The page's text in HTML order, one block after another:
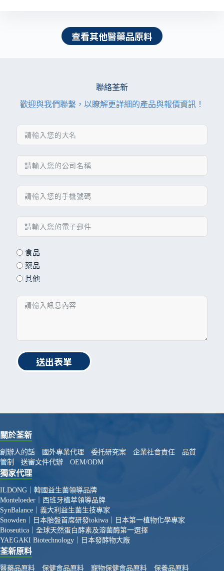
查看其他醫藥品原料
聯絡荃新
歡迎與我們聯繫，以瞭解更詳細的產品與報價資訊！
食品
藥品
其他
送出表單
關於荃新
創辦人的話 國外專業代理 委托研究案 企業社會責任
品質
管制
送審文件代辦 OEM/ODM
獨家代理
ILDONG｜韓國益生菌領導品牌
Monteloeder｜西班牙植萃領導品牌
SynBalance｜義大利益生菌生技專家
Snowden｜日本胎盤首席研發tokiwa｜日本第一植物化學專家
Bioseutica｜全球天然蛋白酵素及溶菌酶第一選擇
YAEGAKI Biotechnology｜日本發酵物大廠
荃新原料
醫藥品原料 保健食品原料 寵物保健食品原料 保養品原料